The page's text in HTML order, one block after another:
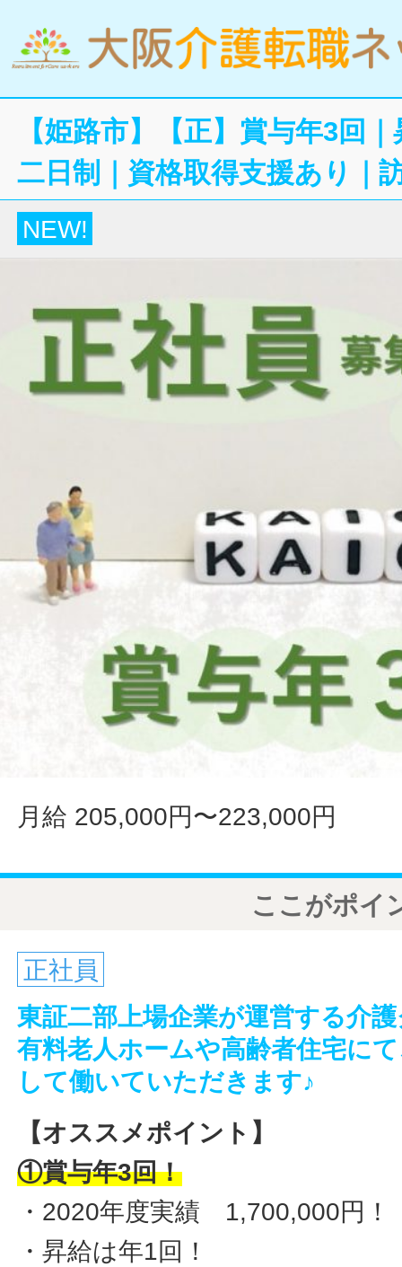
【姫路市】【正】賞与年3回
二日制｜資格取得支援あり｜
NEW!
月給 205,000円〜223,000円
ここがポイ
正社員
東証二部上場企業が運営する介
有料老人ホームや高齢者住宅に
して働いていただきます♪
【オススメポイント】
①賞与年3回！
・2020年度実績 1,700,000円！
・昇給は年1回！